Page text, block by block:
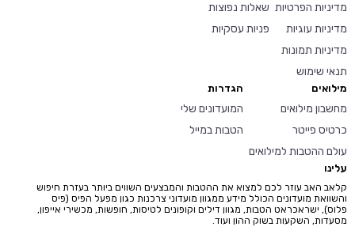
מדיניות הפרטיות
מדיניות עוגיות
מדיניות תמונות
תנאי שימוש
שאלות נפוצות
פניות עסקיות
מילואים
מחשבון מילואים
כרטיס פייטר
עולם ההטבות למילואים
הגדרות
המועדונים שלי
הטבות במייל
עלינו
קלאב האב עוזר לכם למצוא את ההטבות והמבצעים השווים ביותר בעזרת חיפוש
והשוואת מועדונים הכולל מידע ממגוון מועדוני צרכנות כגון מפעל הפיס (פיס
פלוס), ישראכראט הטבות, מגוון דילים וקופונים לטיסות, חופשות, מכשירי אייפון,
מסעדות, השקעות בשוק ההון ועוד.